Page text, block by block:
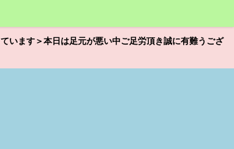
います＞本日は足元が悪い中ご足労頂き誠に有難うござ